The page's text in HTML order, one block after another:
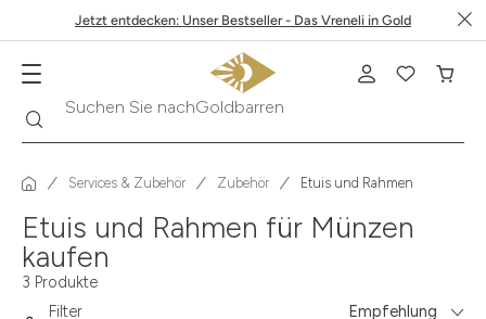
Jetzt entdecken: Unser Bestseller - Das Vreneli in Gold
Suchen Sie nachGoldbarren
Services & Zubehör Zubehör Etuis und Rahmen
Etuis und Rahmen für Münzen
kaufen
3 Produkte
Filter
Empfehlung